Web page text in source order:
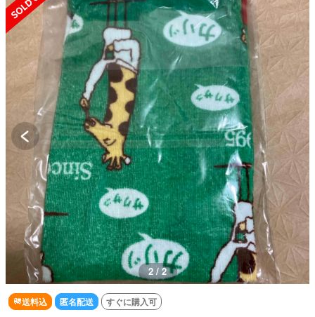
1 / 2
送料込 匿名配送 すぐに購入可